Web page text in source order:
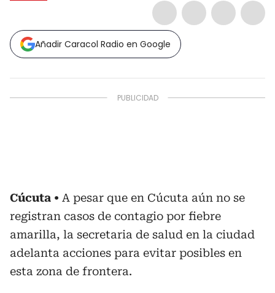
Añadir Caracol Radio en Google
Cúcuta
A pesar que en Cúcuta aún no se
registran casos de contagio por fiebre
amarilla, la secretaria de salud en la ciudad
adelanta acciones para evitar posibles en
esta zona de frontera.